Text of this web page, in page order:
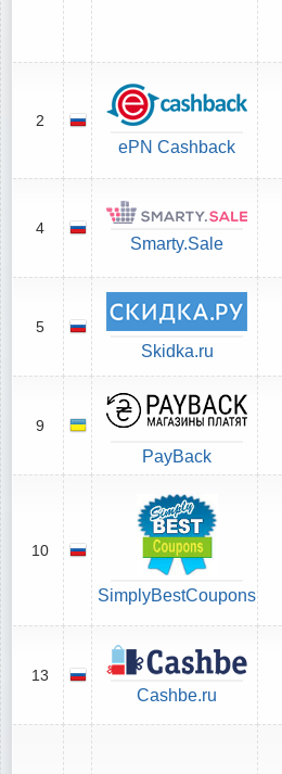
2
ePN Cashback
4
Smarty.Sale
5
Skidka.ru
9
PayBack
10
SimplyBestCoupons
13
Cashbe.ru